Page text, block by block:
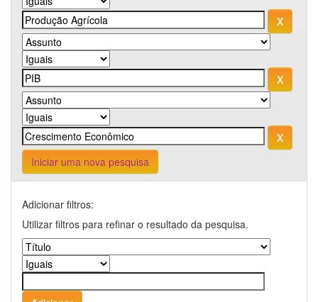
Iniciar uma nova pesquisa
Adicionar filtros:
Utilizar filtros para refinar o resultado da pesquisa.